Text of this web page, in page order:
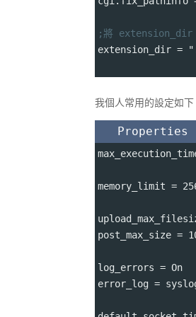
;將 extension_dir
extension_dir =
我個人常用的設定如下
memory_limit =
post_max_size =
log_errors = On
error_log =